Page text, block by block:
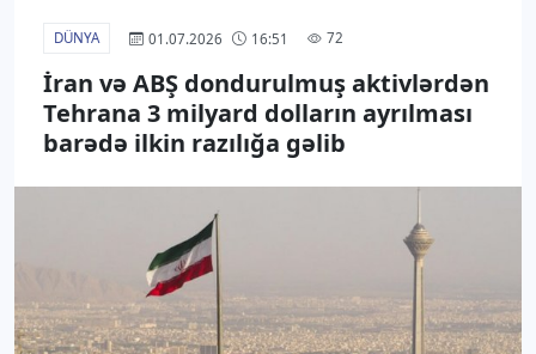
DÜNYA 01.07.2026 16:51 72
İran və ABŞ dondurulmuş aktivlərdən
Tehrana 3 milyard dolların ayrılması
barədə ilkin razılığa gəlib